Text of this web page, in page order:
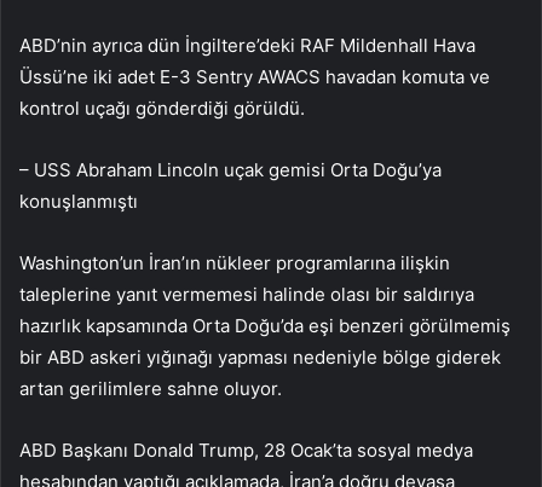
ABD’nin ayrıca dün İngiltere’deki RAF Mildenhall Hava
Üssü’ne iki adet E-3 Sentry AWACS havadan komuta ve
kontrol uçağı gönderdiği görüldü.
– USS Abraham Lincoln uçak gemisi Orta Doğu’ya
konuşlanmıştı
Washington’un İran’ın nükleer programlarına ilişkin
taleplerine yanıt vermemesi halinde olası bir saldırıya
hazırlık kapsamında Orta Doğu’da eşi benzeri görülmemiş
bir ABD askeri yığınağı yapması nedeniyle bölge giderek
artan gerilimlere sahne oluyor.
ABD Başkanı Donald Trump, 28 Ocak’ta sosyal medya
hesabından yaptığı açıklamada, İran’a doğru devasa